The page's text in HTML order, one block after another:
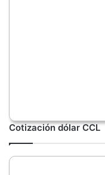
Cotización dólar CCL